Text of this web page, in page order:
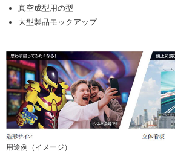
真空成型用の型
大型製品モックアップ
用途例（イメージ）